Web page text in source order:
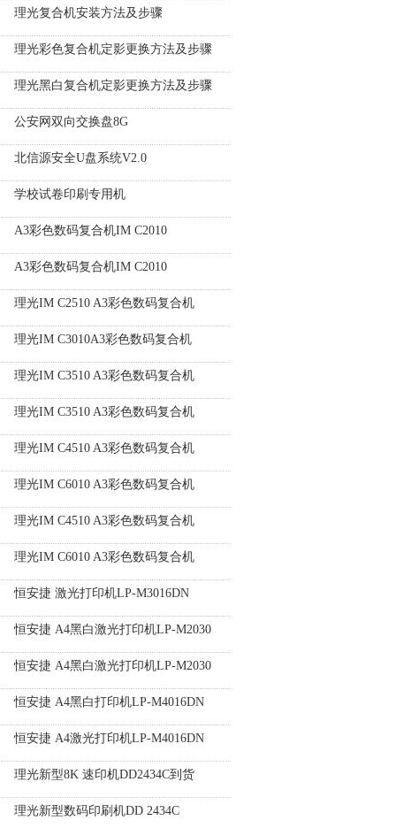
理光复合机安装方法及步骤
理光彩色复合机定影更换方法及步骤
理光黑白复合机定影更换方法及步骤
公安网双向交换盘8G
北信源安全U盘系统V2.0
学校试卷印刷专用机
A3彩色数码复合机IM C2010
A3彩色数码复合机IM C2010
理光IM C2510 A3彩色数码复合机
理光IM C3010A3彩色数码复合机
理光IM C3510 A3彩色数码复合机
理光IM C3510 A3彩色数码复合机
理光IM C4510 A3彩色数码复合机
理光IM C6010 A3彩色数码复合机
理光IM C4510 A3彩色数码复合机
理光IM C6010 A3彩色数码复合机
恒安捷 激光打印机LP-M3016DN
恒安捷 A4黑白激光打印机LP-M2030
恒安捷 A4黑白激光打印机LP-M2030
恒安捷 A4黑白打印机LP-M4016DN
恒安捷 A4激光打印机LP-M4016DN
理光新型8K 速印机DD2434C到货
理光新型数码印刷机DD 2434C